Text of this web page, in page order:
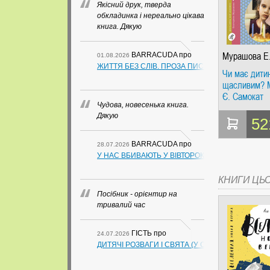
Якісний друк, тверда
обкладинка і нереально цікава
книга. Дякую
01.08.2026 BARRACUDAпро
ЖИТТЯ БЕЗ СЛІВ. ПРОЗА ПИСЬМЕННИКІВ ІЗ
Чудова, новесенька книга.
Дякую
28.07.2026 BARRACUDAпро
У НАС ВБИВАЮТЬ У ВІВТОРОК. СЛАПОВСЬКИЙ
Посібник - орієнтир на
тривалий час
24.07.2026 ГІСТЬ про
ДИТЯЧІ РОЗВАГИ І СВЯТА (У СХЕМАХ,
Мурашова
Майорова Н.
Чи має
щасливим?
Є. Самокат
КНИГИ